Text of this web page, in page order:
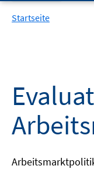
Startseite